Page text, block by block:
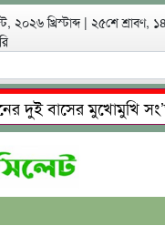
খ্রিস্টাব্দ | ২৫শে শ্রাবণ,
বাসের মুখোমুখি
মাদকাসক্ত রিমালকে